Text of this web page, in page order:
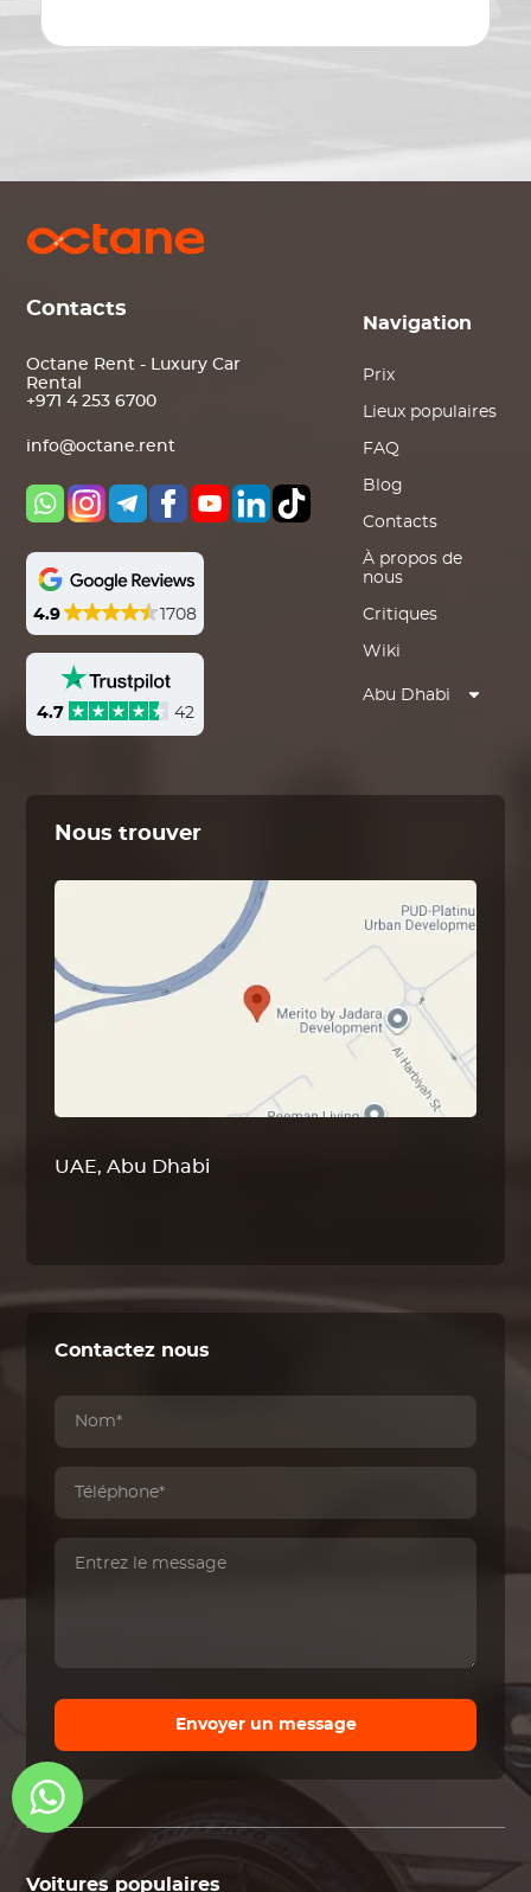
Contacts
Octane Rent - Luxury Car
Rental
+971 4 253 6700
info@octane.rent
4.9 1708
4.7 42
Navigation
Prix
Lieux populaires
FAQ
Blog
Contacts
À propos de
nous
Critiques
Wiki
Abu Dhabi
Nous trouver
UAE, Abu Dhabi
Contactez nous
Envoyer un message
Voitures populaires